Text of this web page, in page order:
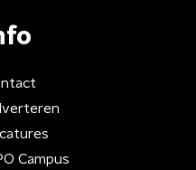
Campus